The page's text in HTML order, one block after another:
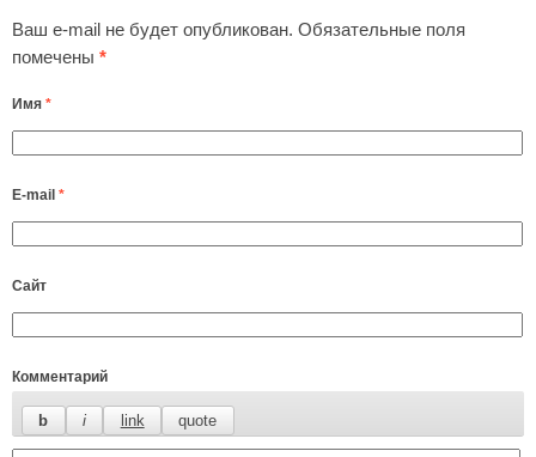
Ваш e-mail не будет опубликован. Обязательные поля
помечены *
Имя *
E-mail *
Сайт
Комментарий